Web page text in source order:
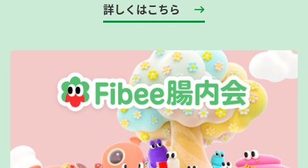
詳しくはこちら